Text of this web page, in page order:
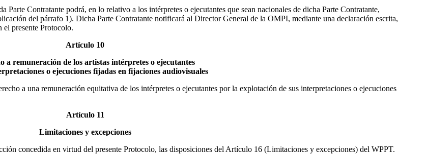
Contratante podrá, en lo relativo a los intérpretes o ejecutantes que sean nacionales de dicha Parte Contratante,
del párrafo 1). Dicha Parte Contratante notificará al Director General de la OMPI, mediante una declaración escrita,
el presente Protocolo.
Artículo 10
a remuneración de los artistas intérpretes o ejecutantes
o ejecuciones fijadas en fijaciones audiovisuales
a una remuneración equitativa de los intérpretes o ejecutantes por la explotación de sus interpretaciones o ejecuciones
Artículo 11
Limitaciones y excepciones
concedida en virtud del presente Protocolo, las disposiciones del Artículo 16 (Limitaciones y excepciones) del WPPT.